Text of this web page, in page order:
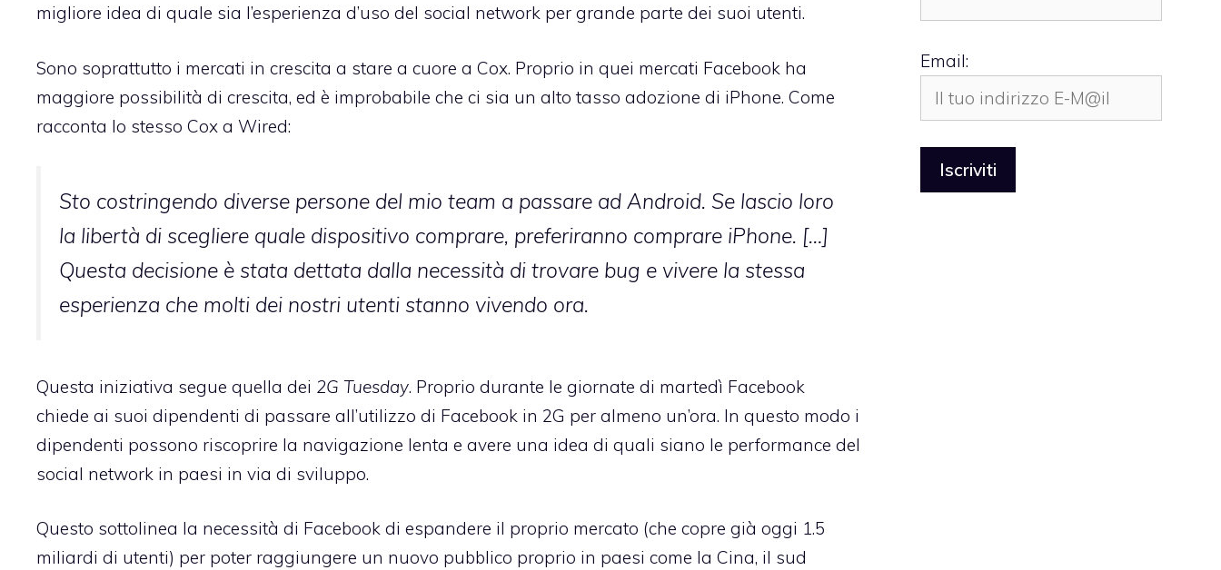
migliore idea di quale sia l’esperienza d’uso del social network per grande parte dei suoi utenti.
Sono soprattutto i mercati in crescita a stare a cuore a Cox. Proprio in quei mercati Facebook ha
maggiore possibilità di crescita, ed è improbabile che ci sia un alto tasso adozione di iPhone. Come
racconta lo stesso Cox a Wired:
Sto costringendo diverse persone del mio team a passare ad Android. Se lascio loro
la libertà di scegliere quale dispositivo comprare, preferiranno comprare iPhone. […]
Questa decisione è stata dettata dalla necessità di trovare bug e vivere la stessa
esperienza che molti dei nostri utenti stanno vivendo ora.
Questa iniziativa segue quella dei 2G Tuesday. Proprio durante le giornate di martedì Facebook
chiede ai suoi dipendenti di passare all’utilizzo di Facebook in 2G per almeno un’ora. In questo modo i
dipendenti possono riscoprire la navigazione lenta e avere una idea di quali siano le performance del
social network in paesi in via di sviluppo.
Questo sottolinea la necessità di Facebook di espandere il proprio mercato (che copre già oggi 1.5
miliardi di utenti) per poter raggiungere un nuovo pubblico proprio in paesi come la Cina, il sud
Email: